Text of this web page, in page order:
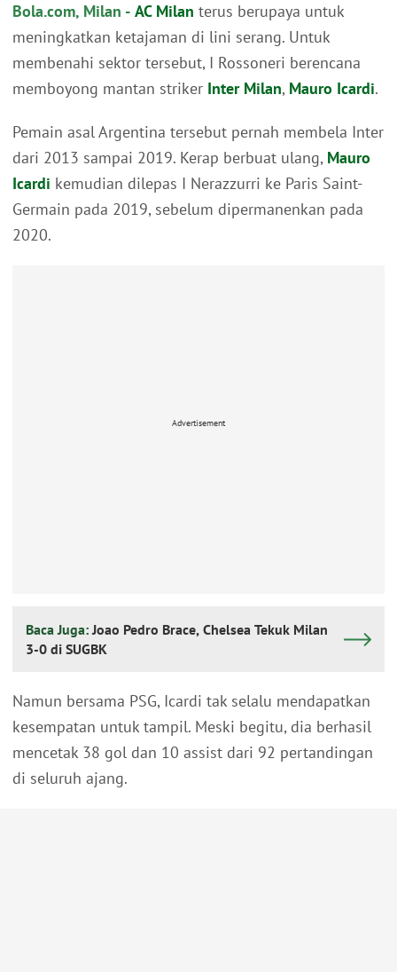
Bola.com, Milan - AC Milan terus berupaya untuk
meningkatkan ketajaman di lini serang. Untuk
membenahi sektor tersebut, I Rossoneri berencana
memboyong mantan striker Inter Milan, Mauro Icardi.
Pemain asal Argentina tersebut pernah membela Inter
dari 2013 sampai 2019. Kerap berbuat ulang, Mauro
Icardi kemudian dilepas I Nerazzurri ke Paris Saint-
Germain pada 2019, sebelum dipermanenkan pada
2020.
Advertisement
Baca Juga:Joao Pedro Brace, Chelsea Tekuk Milan
3-0 di SUGBK
Namun bersama PSG, Icardi tak selalu mendapatkan
kesempatan untuk tampil. Meski begitu, dia berhasil
mencetak 38 gol dan 10 assist dari 92 pertandingan
di seluruh ajang.